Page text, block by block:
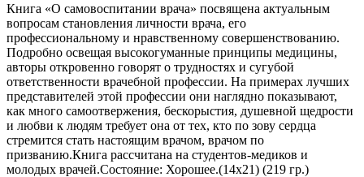
Книга «О самовоспитании врача» посвящена актуальным
вопросам становления личности врача, его
профессиональному и нравственному совершенствованию.
Подробно освещая высокогуманные принципы медицины,
авторы откровенно говорят о трудностях и сугубой
ответственности врачебной профессии. На примерах лучших
представителей этой профессии они наглядно показывают,
как много самоотвержения, бескорыстия, душевной щедрости
и любви к людям требует она от тех, кто по зову сердца
стремится стать настоящим врачом, врачом по
призванию.Книга рассчитана на студентов-медиков и
молодых врачей.Состояние: Хорошее.(14х21) (219 гр.)